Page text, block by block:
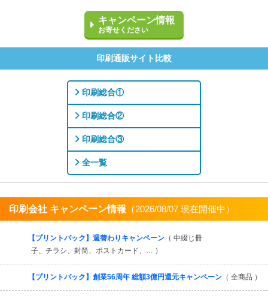
キャンペーン情報
お寄せください
印刷通販サイト比較
印刷総合①
印刷総合②
印刷総合③
全一覧
印刷会社 キャンペーン情報 （2026/08/07 現在開催中）
【プリントパック】週替わりキャンペーン （ 中綴じ冊
子、チラシ、封筒、ポストカード、… ）
【プリントパック】創業56周年 総額3億円還元キャンペーン （ 全商品 ）